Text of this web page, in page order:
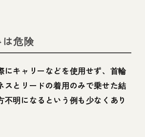
危険
にキャリーなどを使用せず、首輪
スとリードの着用のみで乗せた結
不明になるという例も少なくあり